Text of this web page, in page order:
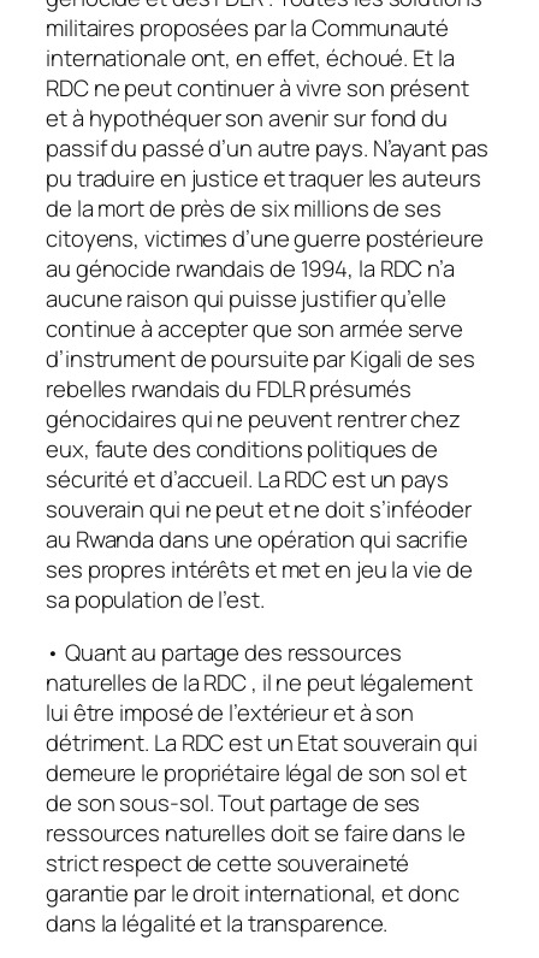
militaires proposées par la Communauté
internationale ont, en effet, échoué. Et la
RDC ne peut continuer à vivre son présent
et à hypothéquer son avenir sur fond du
passif du passé d’un autre pays. N’ayant pas
pu traduire en justice et traquer les auteurs
de la mort de près de six millions de ses
citoyens, victimes d’une guerre postérieure
au génocide rwandais de 1994, la RDC n’a
aucune raison qui puisse justifier qu’elle
continue à accepter que son armée serve
d’instrument de poursuite par Kigali de ses
rebelles rwandais du FDLR présumés
génocidaires qui ne peuvent rentrer chez
eux, faute des conditions politiques de
sécurité et d’accueil. La RDC est un pays
souverain qui ne peut et ne doit s’inféoder
au Rwanda dans une opération qui sacrifie
ses propres intérêts et met en jeu la vie de
sa population de l’est.
• Quant au partage des ressources
naturelles de la RDC , il ne peut légalement
lui être imposé de l’extérieur et à son
détriment. La RDC est un Etat souverain qui
demeure le propriétaire légal de son sol et
de son sous-sol. Tout partage de ses
ressources naturelles doit se faire dans le
strict respect de cette souveraineté
garantie par le droit international, et donc
dans la légalité et la transparence.